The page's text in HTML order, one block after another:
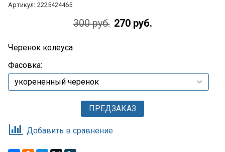
Артикул: 2225424465
300 руб. 270 руб.
Черенок колеуса
Фасовка:
ПРЕДЗАКАЗ
Добавить в сравнение